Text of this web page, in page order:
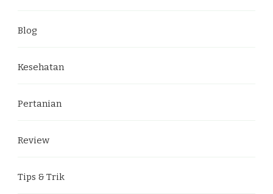
Blog
Kesehatan
Pertanian
Review
Tips & Trik